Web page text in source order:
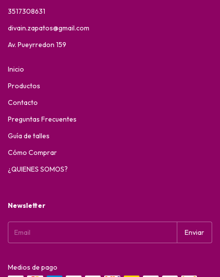
3517308631
divain.zapatos@gmail.com
Av. Pueyrredon 159
Inicio
Productos
Contacto
Preguntas Frecuentes
Guía de talles
Cómo Comprar
¿QUIENES SOMOS?
Newsletter
Medios de pago